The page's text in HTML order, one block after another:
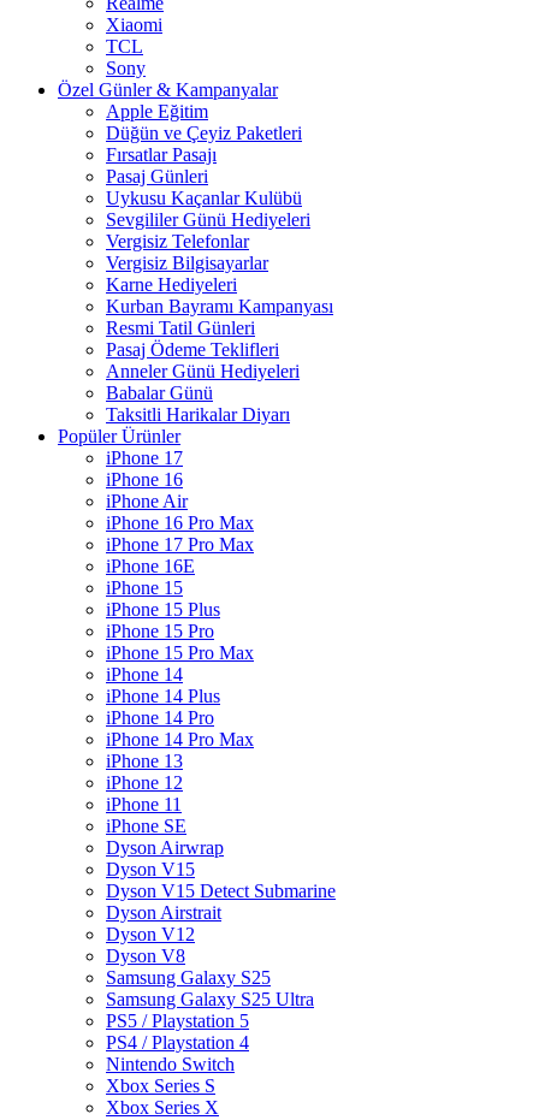
Xiaomi
TCL
Sony
Özel Günler & Kampanyalar
Apple Eğitim
Düğün ve Çeyiz Paketleri
Fırsatlar Pasajı
Pasaj Günleri
Uykusu Kaçanlar Kulübü
Sevgililer Günü Hediyeleri
Vergisiz Telefonlar
Vergisiz Bilgisayarlar
Karne Hediyeleri
Kurban Bayramı Kampanyası
Resmi Tatil Günleri
Pasaj Ödeme Teklifleri
Anneler Günü Hediyeleri
Babalar Günü
Taksitli Harikalar Diyarı
Popüler Ürünler
iPhone 17
iPhone 16
iPhone Air
iPhone 16 Pro Max
iPhone 17 Pro Max
iPhone 16E
iPhone 15
iPhone 15 Plus
iPhone 15 Pro
iPhone 15 Pro Max
iPhone 14
iPhone 14 Plus
iPhone 14 Pro
iPhone 14 Pro Max
iPhone 13
iPhone 12
iPhone 11
iPhone SE
Dyson Airwrap
Dyson V15
Dyson V15 Detect Submarine
Dyson Airstrait
Dyson V12
Dyson V8
Samsung Galaxy S25
Samsung Galaxy S25 Ultra
PS5 / Playstation 5
PS4 / Playstation 4
Nintendo Switch
Xbox Series S
Xbox Series X